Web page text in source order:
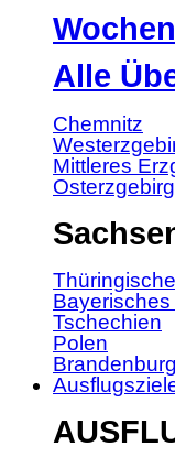
Alle
Chemnitz
Mittleres
Bayerisches
Tschechien
Polen
Brandenburg